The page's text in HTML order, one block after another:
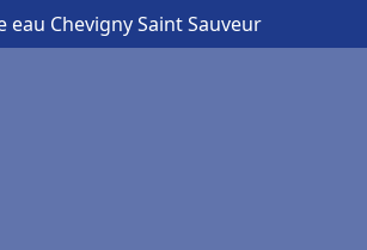
Chevigny Saint Sauveur